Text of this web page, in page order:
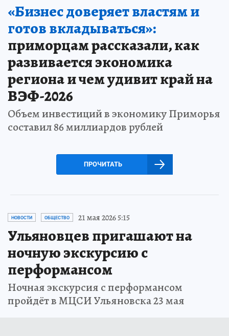
«Бизнес доверяет властям и
готов вкладываться»:
приморцам рассказали, как
развивается экономика
региона и чем удивит край на
ВЭФ-2026
Объем инвестиций в экономику Приморья
составил 86 миллиардов рублей
ПРОЧИТАТЬ
НОВОСТИ ОБЩЕСТВО 21 мая 2026 5:15
Ульяновцев пригашают на
ночную экскурсию с
перформансом
Ночная экскурсия с перформансом
пройдёт в МЦСИ Ульяновска 23 мая